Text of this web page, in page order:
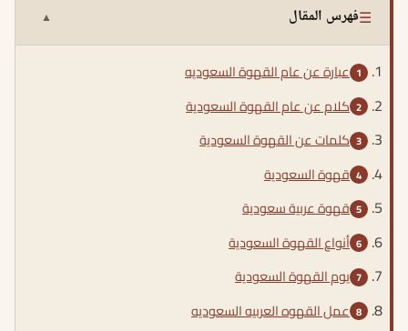
☰فهرس المقال ▲
عبارة عن عام القهوة السعوديه
كلام عن عام القهوة السعودية
كلمات عن القهوة السعودية
قهوة السعودية
قهوة عربية سعودية
أنواع القهوة السعودية
يوم القهوة السعودية
عمل القهوه العربيه السعوديه